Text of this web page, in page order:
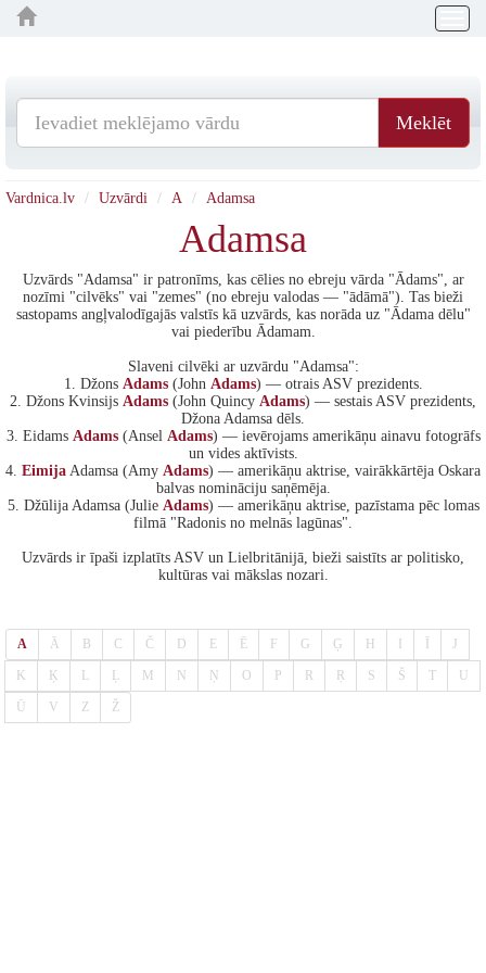
Meklēt
Vardnica.lv Uzvārdi A Adamsa
Adamsa
Uzvārds "Adamsa" ir patronīms, kas cēlies no ebreju vārda "Ādams", ar
nozīmi "cilvēks" vai "zemes" (no ebreju valodas — "ādāmā"). Tas bieži
sastopams angļvalodīgajās valstīs kā uzvārds, kas norāda uz "Ādama dēlu"
vai piederību Ādamam.
Slaveni cilvēki ar uzvārdu "Adamsa":
1. Džons Adams(John Adams) — otrais ASV prezidents.
2. Džons Kvinsijs Adams (John Quincy Adams) — sestais ASV prezidents,
Džona Adamsa dēls.
3. Eidams Adams(Ansel Adams) — ievērojams amerikāņu ainavu fotogrāfs
un vides aktīvists.
4. Eimija Adamsa (Amy Adams) — amerikāņu aktrise, vairākkārtēja Oskara
balvas nomināciju saņēmēja.
5. Džūlija Adamsa (Julie Adams) — amerikāņu aktrise, pazīstama pēc lomas
filmā "Radonis no melnās lagūnas".
Uzvārds ir īpaši izplatīts ASV un Lielbritānijā, bieži saistīts ar politisko,
kultūras vai mākslas nozari.
A Ā B C Č D E Ē F G Ģ H J
K Ķ L Ļ M N Ņ O P R Ŗ S Š T U
Ū V Z Ž